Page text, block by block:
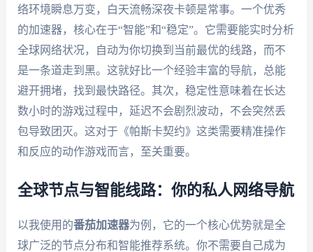
络环境瞬息万变，白天流畅深夜卡顿是常事。一个优秀
的加速器，核心在于“智能”和“稳定”。它需要能实时分析
全球网络状况，自动为你切换到当前最优的线路，而不
是一条道走到黑。这就好比一个经验丰富的导航，总能
避开拥堵，找到最快路径。其次，稳定性意味着在长达
数小时的游戏过程中，延迟不会剧烈波动，不会突然丢
包导致团灭。这对于《帕斯卡契约》这类需要精准操作
和反应的动作游戏而言，至关重要。
全球节点与智能线路：你的私人网络导航
以我使用的番茄加速器为例，它的一个核心优势就是全
球广泛的节点分布和智能推荐系统。你不需要自己成为